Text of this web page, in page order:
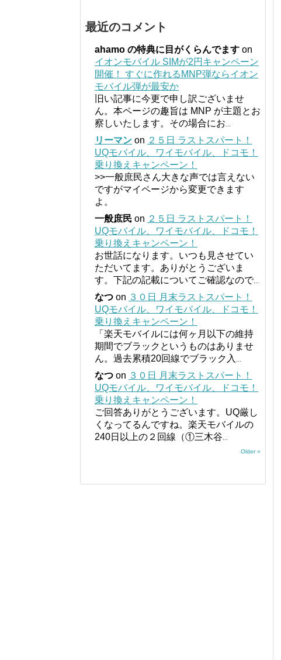
最近のコメント
ahamo の特典に目がくらんでます on
イオンモバイル SIMが2円キャンペーン
開催！ すぐに作れるMNP弾ならイオン
モバイル弾が最安か
旧い記事に今更で申し訳ございませ
ん。本ページの趣旨は MNP が主題とお
察しいたします。その場合にお
リーマン on ２５日 ラストスパート！
UQモバイル、ワイモバイル、ドコモ！
乗り換えキャンペーン！
>>一般庶民さん大きな声では言えない
ですがマイページから変更できます
よ。
一般庶民 on ２５日 ラストスパート！
UQモバイル、ワイモバイル、ドコモ！
乗り換えキャンペーン！
お世話になります。いつも見させてい
ただいてます。ありがとうございま
す。下記の記載についてご確認なので...
なつ on ３０日 月末ラストスパート！
UQモバイル、ワイモバイル、ドコモ！
乗り換えキャンペーン！
「楽天モバイルには何ヶ月以下の維持
期間でブラックというものはありませ
ん。過去累積20回線でブラック入
なつ on ３０日 月末ラストスパート！
UQモバイル、ワイモバイル、ドコモ！
乗り換えキャンペーン！
ご回答ありがとうございます。UQ厳し
くなってるんですね。楽天モバイルの
240日以上の２回線（①三木谷
Older »